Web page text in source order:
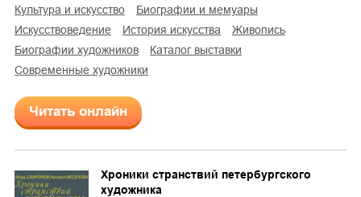
культура и искусство
биографии и мемуары
искусствоведение
история искусства
живопись
биографии художников
каталог выставки
современные художники
Читать онлайн
Хроники странствий петербургского
художника